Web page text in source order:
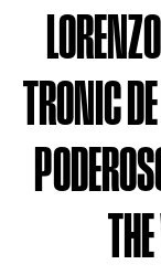
TRONIC